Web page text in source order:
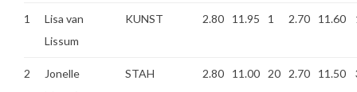
1
Lisa van
Lissum
KUNST 2.80 11.95 1 2.70 11.60
2
Jonelle
STAH 2.80 11.00 20 2.70 11.50